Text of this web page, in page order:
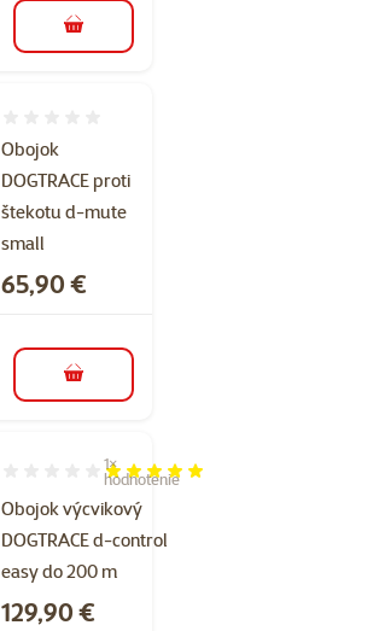
do košíka
Obojok
DOGTRACE proti
štekotu d-mute
small
Cena
65,90 €
do košíka
Obojok výcvikový
DOGTRACE d-control
easy do 200 m
Hodnotenie 100%, počet hodnotení: 1
1×
hodnotenie
Cena
129,90 €